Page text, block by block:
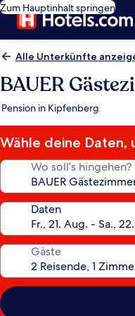
Zum Hauptinhalt springen
Alle Unterkünfte
BAUER
Pension in Kipfenberg
Wähle deine Daten,
Wo soll’s hingehen?
Daten
Gäste